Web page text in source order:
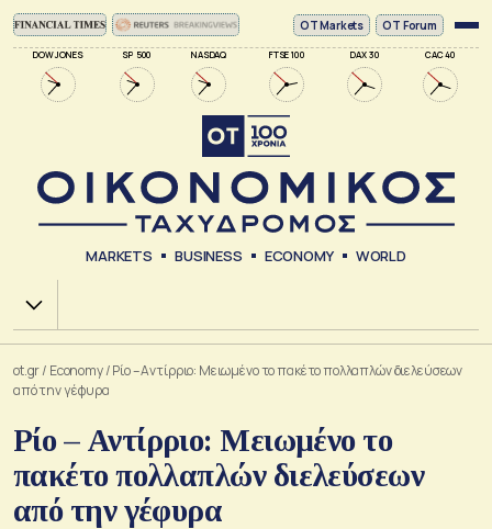
DOW JONES SP 500 NASDAQ FTSE 100 DAX 30 CAC 40
ΟΤ Markets OT Forum
MARKETS BUSINESS ECONOMY WORLD
Χ.Α.
ot.gr/ Economy/Ρίο – Αντίρριο: Μειωμένο το πακέτο πολλαπλών διελεύσεων
από την γέφυρα
Ρίο – Αντίρριο: Μειωμένο το
πακέτο πολλαπλών διελεύσεων
από την γέφυρα